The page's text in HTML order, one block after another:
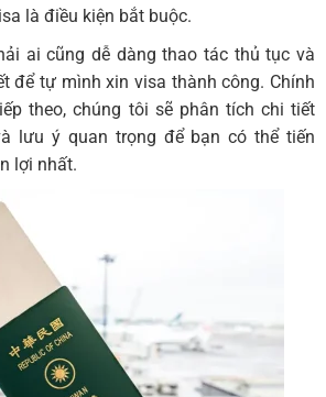
là điều kiện bắt buộc.
ai cũng dễ dàng thao tác thủ tục và
để tự mình xin visa thành công. Chính
theo, chúng tôi sẽ phân tích chi tiết
lưu ý quan trọng để bạn có thể tiến
lợi nhất.